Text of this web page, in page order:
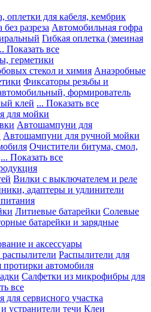
оплетки для кабеля, кембрик
разреза Автомобильная гофра
Гибкая оплетка (змеиная
Показать все
герметики
стекол и химия Анаэробные
Фиксаторы резьбы и
формирователь
клей ... Показать все
для мойки
Автошампуни для
Автошампуни для ручной мойки
Очистители битума, смол,
... Показать все
Вилки с выключателем и реле
адаптеры и удлинители
Литиевые батарейки Солевые
батарейки и зарядные
и аксессуары
Распылители для
протирки автомобиля
Салфетки из микрофибры для
все
сервисного участка
устранители течи Клеи